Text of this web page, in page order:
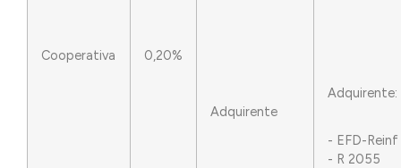
Cooperativa 0,20%
Adquirente
Adquirente:
- EFD-Reinf
- R 2055